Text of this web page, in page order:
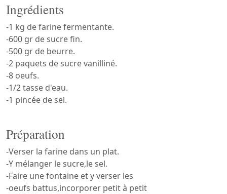
Ingrédients
-1 kg de farine fermentante.
-600 gr de sucre fin.
-500 gr de beurre.
-2 paquets de sucre vanilliné.
-8 oeufs.
-1/2 tasse d'eau.
-1 pincée de sel.
Préparation
-Verser la farine dans un plat.
-Y mélanger le sucre,le sel.
-Faire une fontaine et y verser les
-oeufs battus,incorporer petit à petit